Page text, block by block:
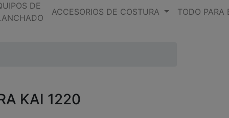
DE
ACCESORIOS DE COSTURA TODO PARA
KAI 1220